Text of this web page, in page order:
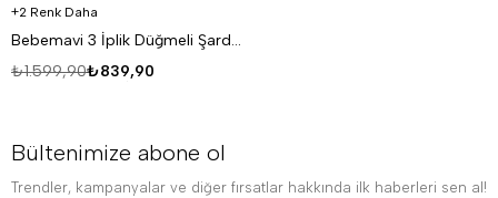
2 Renk Daha
Bebemavi 3 İplik Düğmeli Şardonlu DISORDER Baskılı Hırka VS
₺839,90
₺1.599,90
Bültenimize abone ol
Trendler, kampanyalar ve diğer fırsatlar hakkında ilk haberleri sen al!